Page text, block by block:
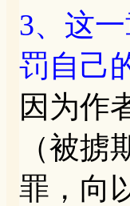
3、这
罚自己
因为作
（被
罪，向